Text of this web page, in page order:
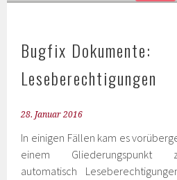
Bugfix Dokumente:
Leseberechtigungen
28. Januar 2016
In einigen Fällen kam es
einem Gliederungspunkt
automatisch